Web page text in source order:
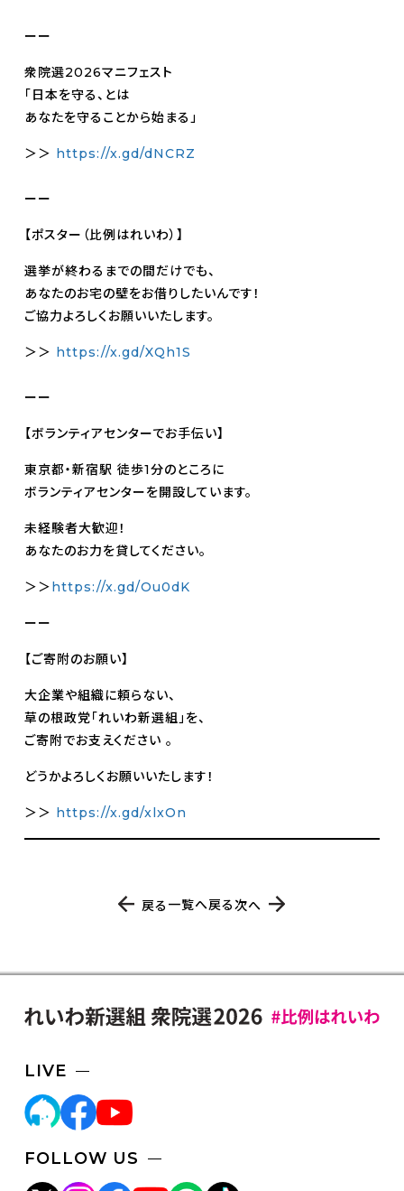
ーー
衆院選2026マニフェスト
「日本を守る、とは
あなたを守ることから始まる」
＞＞ https://x.gd/dNCRZ
ーー
【ポスター（比例はれいわ）】
選挙が終わるまでの間だけでも、
あなたのお宅の壁をお借りしたいんです！
ご協力よろしくお願いいたします。
＞＞ https://x.gd/XQh1S
ーー
【ボランティアセンターでお手伝い】
東京都・新宿駅 徒歩1分のところに
ボランティアセンターを開設しています。
未経験者大歓迎！
あなたのお力を貸してください。
＞＞https://x.gd/Ou0dK
ーー
【ご寄附のお願い】
大企業や組織に頼らない、
草の根政党「れいわ新選組」を、
ご寄附でお支えください 。
どうかよろしくお願いいたします！
＞＞ https://x.gd/xlxOn
戻る 一覧へ戻る次へ
LIVE
FOLLOW US